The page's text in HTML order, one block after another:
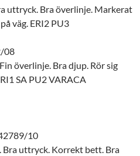
uttryck. Bra överlinje. Markerat
väg. ERI2 PU3
08
överlinje. Bra djup. Rör sig
SA PU2 VARACA
10
uttryck. Korrekt bett. Bra